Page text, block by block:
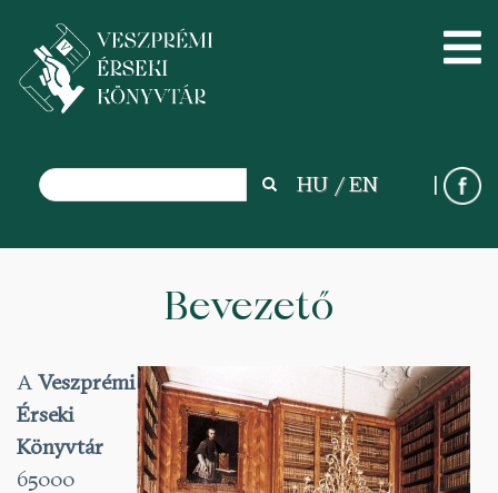
Search
Search HU EN
Bevezető
A Veszprémi
Érseki
Könyvtár
65000